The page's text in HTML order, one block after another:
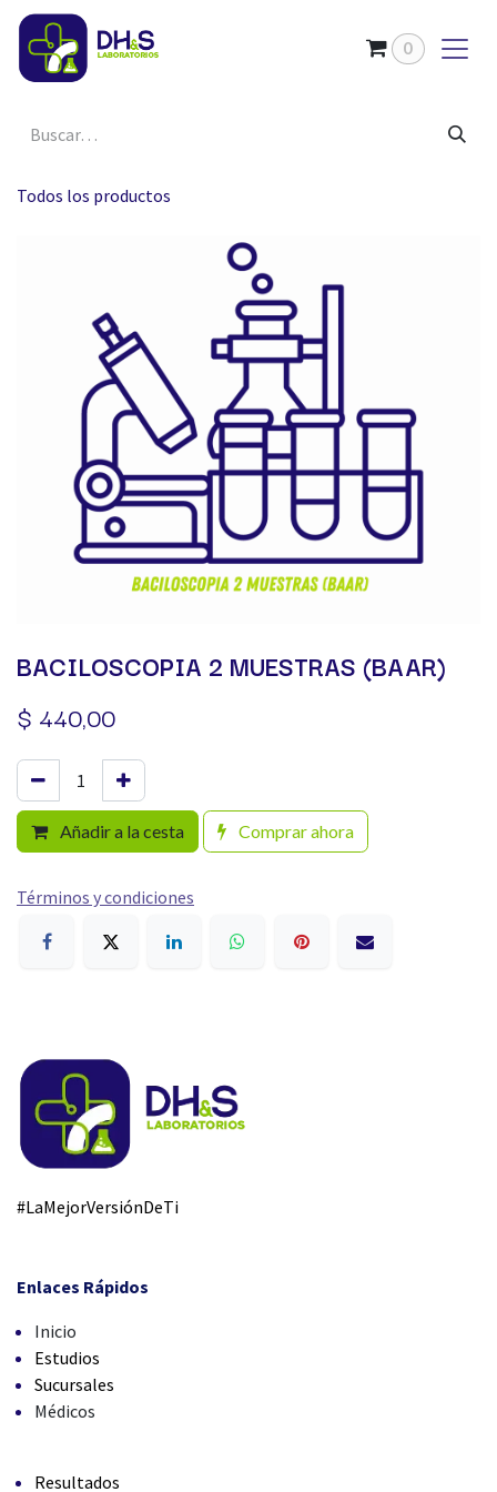
Ir al contenido
0
Todos los productos
BACILOSCOPIA 2 MUESTRAS (BAAR)
$ 440,00
Añadir a la cesta Comprar ahora
Términos y condiciones
#LaMejorVersiónDeTi
Enlaces Rápidos
Inicio
Estudios
Sucursales
Médicos
Resultados